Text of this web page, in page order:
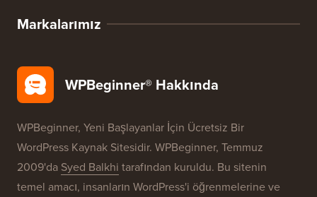
Markalarımız
WPBeginner® Hakkında
WPBeginner, Yeni Başlayanlar İçin Ücretsiz Bir
WordPress Kaynak Sitesidir. WPBeginner, Temmuz
2009'da Syed Balkhi tarafından kuruldu. Bu sitenin
temel amacı, insanların WordPress'i öğrenmelerine ve